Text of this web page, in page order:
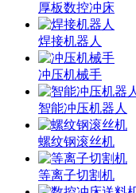
厚板数控冲床
焊接机器人
冲压机械手
智能冲压机器人
螺纹钢滚丝机
等离子切割机